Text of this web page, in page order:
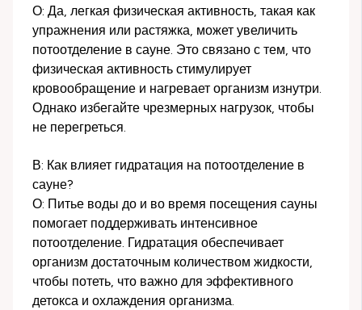
О: Да, легкая физическая активность, такая как
упражнения или растяжка, может увеличить
потоотделение в сауне. Это связано с тем, что
физическая активность стимулирует
кровообращение и нагревает организм изнутри.
Однако избегайте чрезмерных нагрузок, чтобы
не перегреться.
В: Как влияет гидратация на потоотделение в
сауне?
О: Питье воды до и во время посещения сауны
помогает поддерживать интенсивное
потоотделение. Гидратация обеспечивает
организм достаточным количеством жидкости,
чтобы потеть, что важно для эффективного
детокса и охлаждения организма.